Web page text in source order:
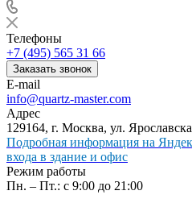
Телефоны
+7 (495) 565 31 66
Заказать звонок
E-mail
info@quartz-master.com
Адрес
129164, г. Москва, ул.
Подробная информация на
входа в здание и офис
Режим работы
Пн. – Пт.: с 9:00 до 21:00